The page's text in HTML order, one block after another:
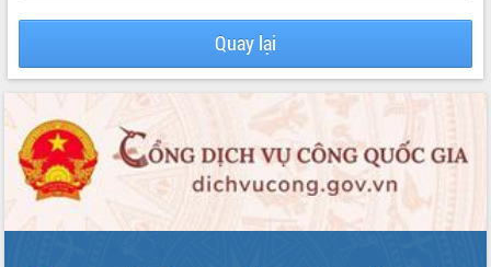
VĂN BẢN HĐND TỈNH
ĐIỂM TIN VĂN BẢN
QUY HOẠCH - KẾ HOẠCH
Quay lại